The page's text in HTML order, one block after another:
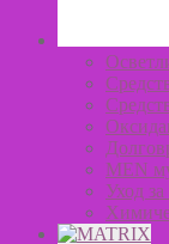
MEN
Уход